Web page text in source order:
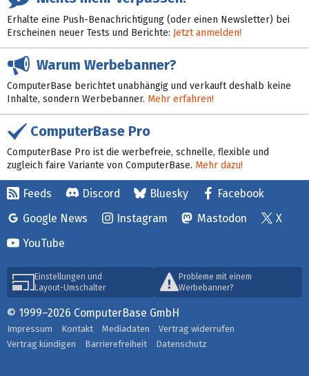
Erhalte eine Push-Benachrichtigung (oder einen Newsletter) bei
Erscheinen neuer Tests und Berichte: Jetzt anmelden!
Warum Werbebanner?
ComputerBase berichtet unabhängig und verkauft deshalb keine
Inhalte, sondern Werbebanner. Mehr erfahren!
ComputerBase Pro
ComputerBase Pro ist die werbefreie, schnelle, flexible und
zugleich faire Variante von ComputerBase. Mehr dazu!
Feeds Discord Bluesky
Facebook
Google News
Instagram Mastodon
X
YouTube
Einstellungen und
Layout-Umschalter
Probleme mit einem
Werbebanner?
© 1999–2026 ComputerBase GmbH
Impressum Kontakt Mediadaten
Vertrag widerrufen
Vertrag kündigen
Barrierefreiheit Datenschutz